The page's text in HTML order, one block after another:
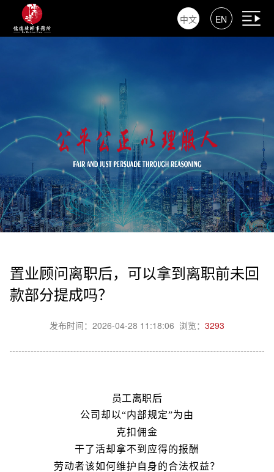
中文 EN
置业顾问离职后，可以拿到离职前未回
款部分提成吗？
发布时间：2026-04-28 11:18:06 浏览： 3293
员工离职后
公司却以“内部规定”为由
克扣佣金
干了活却拿不到应得的报酬
劳动者该如何维护自身的合法权益？